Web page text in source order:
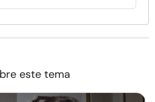
este tema